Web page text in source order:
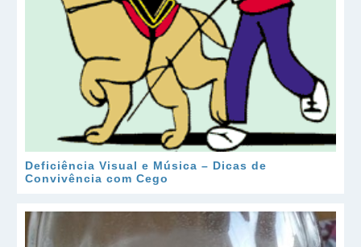
Deficiência Visual e Música – Dicas de
Convivência com Cego